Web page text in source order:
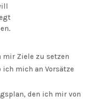
Ziele zu setzen
mich an Vorsätze
den ich mir von